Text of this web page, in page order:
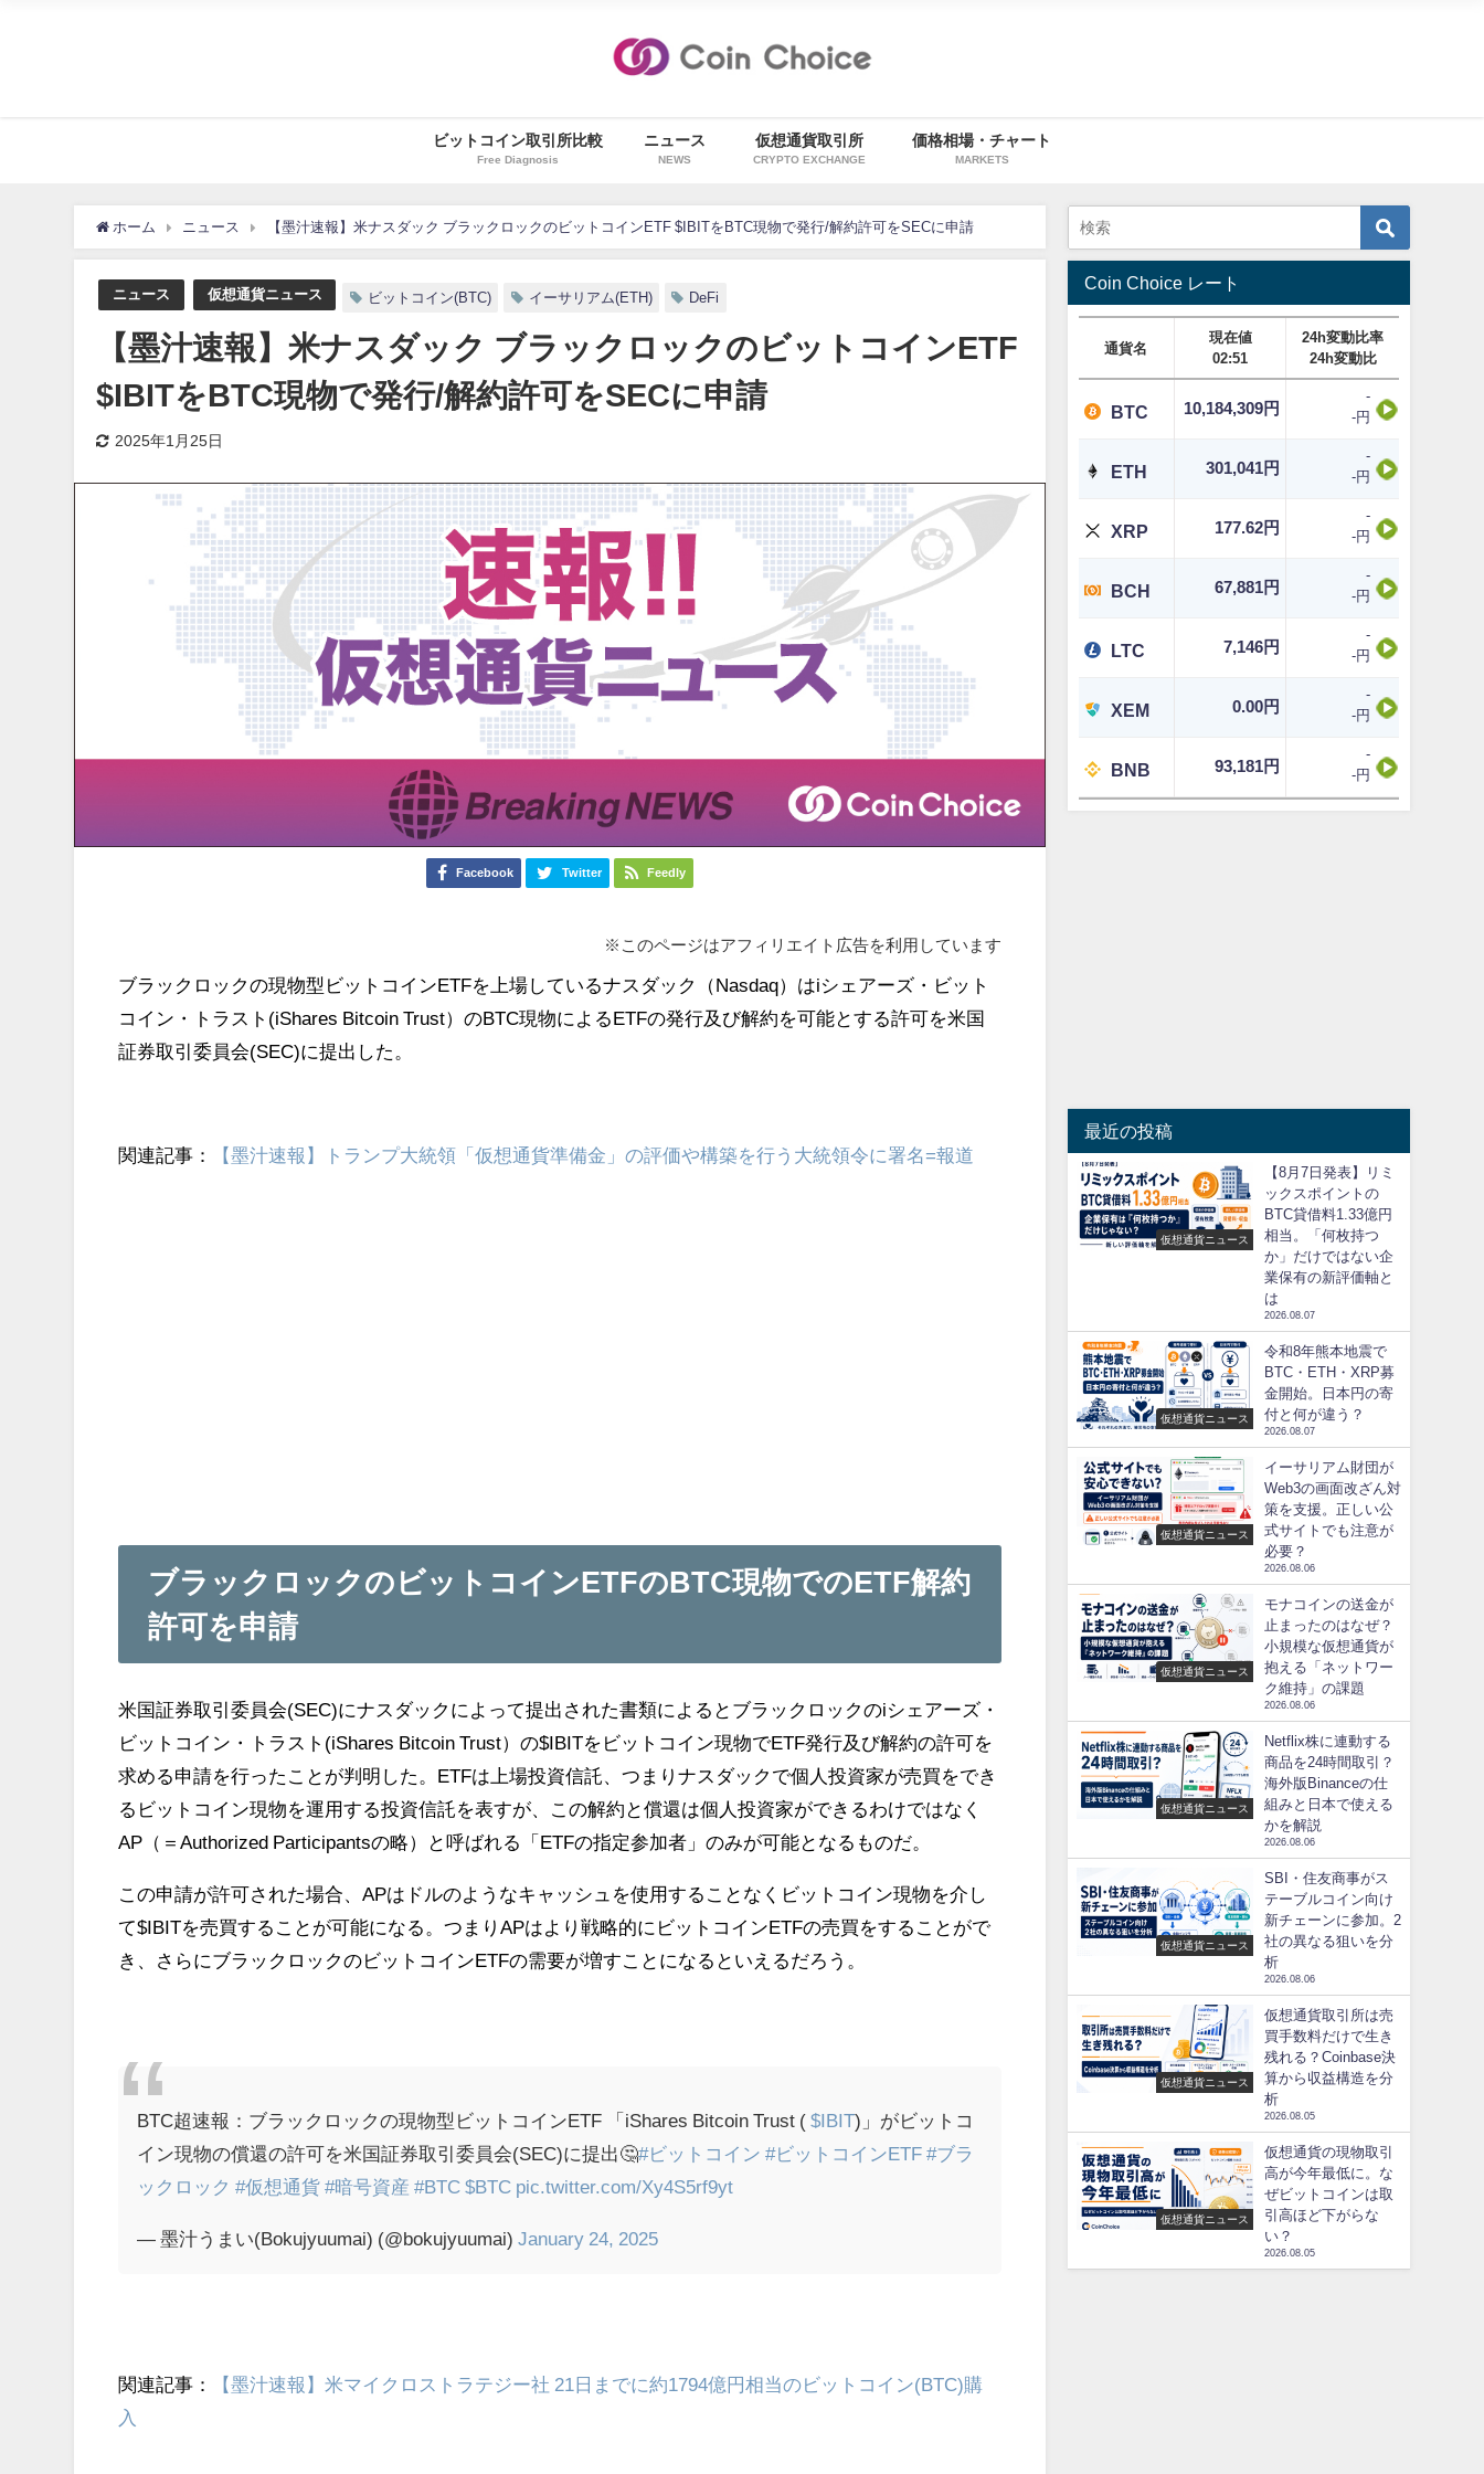
ビットコイン取引所比較
Free Diagnosis
ニュース
NEWS
仮想通貨取引所
CRYPTO EXCHANGE
価格相場・チャート
MARKETS
ホーム ニュース 【墨汁速報】米ナスダック ブラックロックのビットコインETF $IBITをBTC現物で発行/解約許可をSECに申請
ニュース 仮想通貨ニュース ビットコイン(BTC) イーサリアム(ETH) DeFi
【墨汁速報】米ナスダック ブラックロックのビットコインETF
$IBITをBTC現物で発行/解約許可をSECに申請
2025年1月25日
Facebook Twitter Feedly
※このページはアフィリエイト広告を利用しています
ブラックロックの現物型ビットコインETFを上場しているナスダック（Nasdaq）はiシェアーズ・ビット
コイン・トラスト(iShares Bitcoin Trust）のBTC現物によるETFの発行及び解約を可能とする許可を米国
証券取引委員会(SEC)に提出した。
関連記事： 【墨汁速報】トランプ大統領「仮想通貨準備金」の評価や構築を行う大統領令に署名=報道
ブラックロックのビットコインETFのBTC現物でのETF解約
許可を申請
米国証券取引委員会(SEC)にナスダックによって提出された書類によるとブラックロックのiシェアーズ・
ビットコイン・トラスト(iShares Bitcoin Trust）の$IBITをビットコイン現物でETF発行及び解約の許可を
求める申請を行ったことが判明した。ETFは上場投資信託、つまりナスダックで個人投資家が売買をでき
るビットコイン現物を運用する投資信託を表すが、この解約と償還は個人投資家ができるわけではなく
AP（＝Authorized Participantsの略）と呼ばれる「ETFの指定参加者」のみが可能となるものだ。
この申請が許可された場合、APはドルのようなキャッシュを使用することなくビットコイン現物を介し
て$IBITを売買することが可能になる。つまりAPはより戦略的にビットコインETFの売買をすることがで
き、さらにブラックロックのビットコインETFの需要が増すことになるといえるだろう。
BTC超速報：ブラックロックの現物型ビットコインETF 「iShares Bitcoin Trust ($IBIT)」がビットコ
イン現物の償還の許可を米国証券取引委員会(SEC)に提出🤔#ビットコイン #ビットコインETF #ブラ
ックロック #仮想通貨 #暗号資産 #BTC $BTC pic.twitter.com/Xy4S5rf9yt
— 墨汁うまい(Bokujyuumai) (@bokujyuumai)January 24, 2025
関連記事：
【墨汁速報】米マイクロストラテジー社 21日までに約1794億円相当のビットコイン(BTC)購
入
Coin Choice レート
通貨名
現在値
02:51
24h変動比率
24h変動比
BTC 10,184,309円
-
-円
ETH 301,041円
-
-円
XRP 177.62円
-
-円
BCH 67,881円
-
-円
LTC 7,146円
-
-円
XEM 0.00円
-
-円
BNB 93,181円
-
-円
最近の投稿
仮想通貨ニュース
【8月7日発表】リミ
ックスポイントの
BTC貸借料1.33億円
相当。「何枚持つ
か」だけではない企
業保有の新評価軸と
は
2026.08.07
仮想通貨ニュース
令和8年熊本地震で
BTC・ETH・XRP募
金開始。日本円の寄
付と何が違う？
2026.08.07
仮想通貨ニュース
イーサリアム財団が
Web3の画面改ざん対
策を支援。正しい公
式サイトでも注意が
必要？
2026.08.06
仮想通貨ニュース
モナコインの送金が
止まったのはなぜ？
小規模な仮想通貨が
抱える「ネットワー
ク維持」の課題
2026.08.06
仮想通貨ニュース
Netflix株に連動する
商品を24時間取引？
海外版Binanceの仕
組みと日本で使える
かを解説
2026.08.06
仮想通貨ニュース
SBI・住友商事がス
テーブルコイン向け
新チェーンに参加。2
社の異なる狙いを分
析
2026.08.06
仮想通貨ニュース
仮想通貨取引所は売
買手数料だけで生き
残れる？Coinbase決
算から収益構造を分
析
2026.08.05
仮想通貨ニュース
仮想通貨の現物取引
高が今年最低に。な
ぜビットコインは取
引高ほど下がらな
い？
2026.08.05